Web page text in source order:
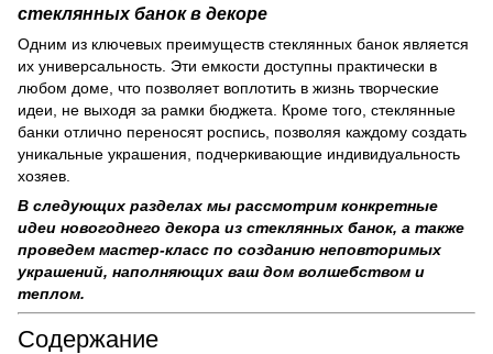
стеклянных банок в декоре
Одним из ключевых преимуществ стеклянных банок является
их универсальность. Эти емкости доступны практически в
любом доме, что позволяет воплотить в жизнь творческие
идеи, не выходя за рамки бюджета. Кроме того, стеклянные
банки отлично переносят роспись, позволяя каждому создать
уникальные украшения, подчеркивающие индивидуальность
хозяев.
В следующих разделах мы рассмотрим конкретные
идеи новогоднего декора из стеклянных банок, а также
проведем мастер-класс по созданию неповторимых
украшений, наполняющих ваш дом волшебством и
теплом.
Содержание